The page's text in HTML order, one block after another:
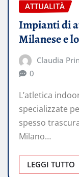
ATTUALITÀ
Impianti di
Milanese e
Claudia
0
L’atletica
specializzate
spesso
Milano…
LEGGI TUTTO